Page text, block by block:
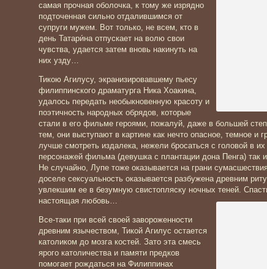
самая прочная оболочка, к тому же изрядно
подточенная сильно отдалившимся от
супруги мужем. Вот только, не всем, кто в
день Татари́на отпускает на волю свои
чувства, удается затем вновь накинуть на
них узду…
Тикою Агилусу, экранизировавшему пьесу
филиппинского драматурга Ника Хоакина,
удалось передать необыкновенную красоту и
поэтичность народных обрядов, которые
стали в его фильме героями, пожалуй, даже в большей
тем, они выступают в картине как нечто опасное, темное и
лучше смотреть издалека, нежели бросаться с головой в
персонажей фильма (девушка с плантации дона Пенга) так
Не случайно, Лупе тоже оказывается на грани
доселе сексуальность оказывается разбужена древним
увлекшим ее в безумную свистопляску ночных теней.
настоящая любовь…
Все-таки при всей своей завороженности
древним язычеством, Тикой Агилус остается
католиком до мозга костей. Зато эта смесь
ярого католичества и памяти предков
помогает рождаться на Филиппинах